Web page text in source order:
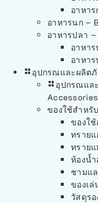
อาหาร
อาหารนก –
อาหารปลา –
อาหาร
อาหา
อุปกรณและผลิต
อุปกรณแล
Accessories
ของใช้สำหรั
ของใช้
ทรายแ
ทราย
ห้องน้
ชามแ
ของเล่
วัสดุร